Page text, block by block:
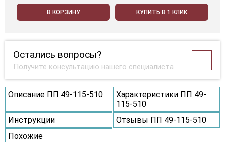
В КОРЗИНУ КУПИТЬ В 1 КЛИК
Остались вопросы?
Получите консультацию нашего специалиста
Описание ПП 49-115-510
Характеристики ПП 49-
115-510
Инструкции
Отзывы ПП 49-115-510
Похожие